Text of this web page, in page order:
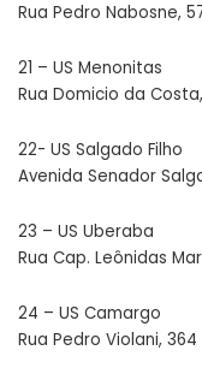
Rua Pedro Nabosne,
21 – US Menonitas
Rua Domicio da
22- US Salgado Filho
Avenida Senador
23 – US Uberaba
Rua Cap. Leônidas
24 – US Camargo
Rua Pedro Violani,